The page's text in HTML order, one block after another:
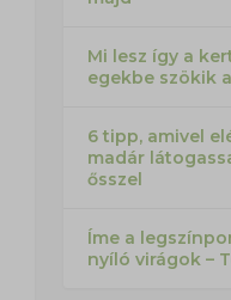
Mi lesz így a
egekbe szökik
6 tipp, amivel
madár
ősszel
Íme a
nyíló virágok –